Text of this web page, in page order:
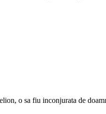
o sa fiu inconjurata de